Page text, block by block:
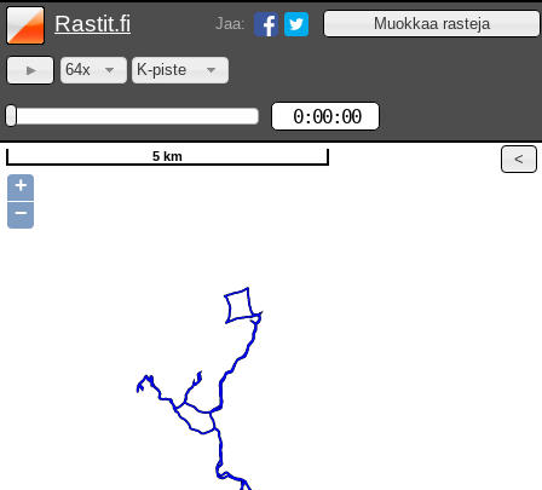
Rastit.fi Jaa:
64x K-piste
0:00:00
5 km
+
−